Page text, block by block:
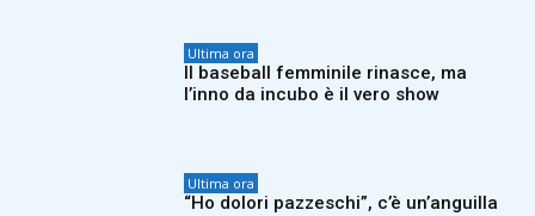
Ultima ora
Il baseball femminile rinasce, ma
l’inno da incubo è il vero show
Ultima ora
“Ho dolori pazzeschi”, c’è un’anguilla